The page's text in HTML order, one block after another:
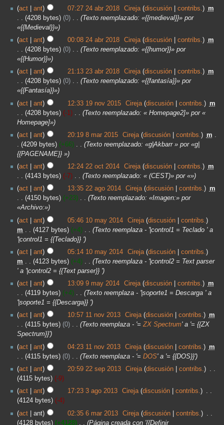
act
ant 07:27 24 abr 2018 Cireja discusión contribs.
m
4208 bytes
0
Texto reemplazado: «{{medieval}}» por
«{{Medieval}}»
act
ant 00:08 24 abr 2018 Cireja discusión contribs.
m
4208 bytes
0
Texto reemplazado: «{{humor}}» por
«{{Humor}}»
act
ant 21:13 23 abr 2018 Cireja discusión contribs.
m
4208 bytes
0
Texto reemplazado: «{{fantasía}}» por
«{{Fantasía}}»
act
ant 12:33 19 nov 2015 Cireja discusión contribs.
m
4208 bytes
-1
Texto reemplazado: « Homepage2]» por «
Homepage]»
act
ant 20:19 8 mar 2015 Cireja discusión contribs.
m
4209 bytes
+66
Texto reemplazado: «g|Akbarr » por «g|
{{PAGENAME}} »
act
ant 12:24 22 oct 2014 Cireja discusión contribs.
m
4143 bytes
-7
Texto reemplazado: « (CEST)» por «»
act
ant 13:35 22 ago 2014 Cireja discusión contribs.
m
4150 bytes
+23
Texto reemplazado: «Imagen:» por
«Archivo:»
act
ant 05:46 10 may 2014 Cireja discusión
contribs.
m
4127 bytes +4
Texto reemplaza - '|control1 = Teclado ' a
'|control1 = {{Teclado}} '
act
ant 05:14 10 may 2014 Cireja discusión
contribs.
m
4123 bytes +4
Texto reemplaza - '|control2 = Text parser
' a '|control2 = {{Text parser}} '
act
ant 13:09 9 may 2014 Cireja discusión contribs.
m
4119 bytes
+4
Texto reemplaza - '|soporte1 = Descarga ' a
'|soporte1 = {{Descarga}} '
act
ant 10:57 11 nov 2013 Cireja discusión contribs.
m
4115 bytes
0 Texto reemplaza - '=ZX Spectrum' a '= {{ZX
Spectrum}}'
act
ant 04:23 11 nov 2013 Cireja discusión contribs.
m
4115 bytes
0 Texto reemplaza - '= DOS' a '= {{DOS}}'
act
ant 20:59 22 sep 2013 Cireja discusión contribs.
4115 bytes
-9
act
ant 17:23 3 ago 2013 Cireja discusión contribs.
4124 bytes
-4
act
ant 02:35 6 mar 2013 Cireja discusión contribs.
4128 bytes
+4128 Página creada con '{{Definir